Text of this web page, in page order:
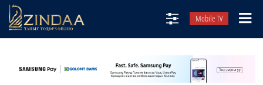
Mobile TV
ТВ8